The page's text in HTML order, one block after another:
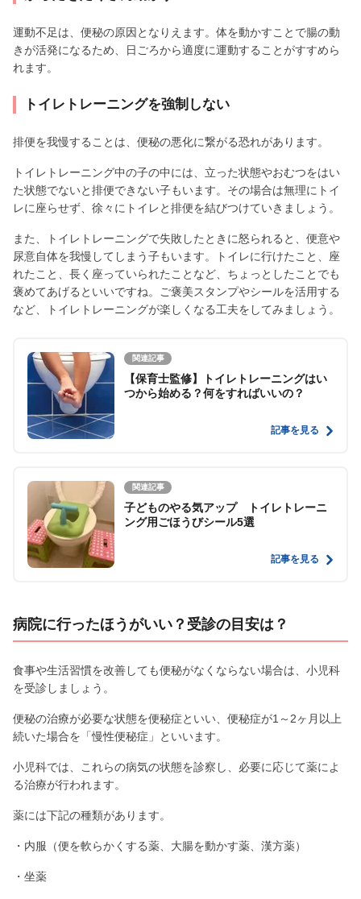
運動不足は、便秘の原因となりえます。体を動かすことで腸の動
きが活発になるため、日ごろから適度に運動することがすすめら
れます。
トイレトレーニングを強制しない
排便を我慢することは、便秘の悪化に繋がる恐れがあります。
トイレトレーニング中の子の中には、立った状態やおむつをはい
た状態でないと排便できない子もいます。その場合は無理にトイ
レに座らせず、徐々にトイレと排便を結びつけていきましょう。
また、トイレトレーニングで失敗したときに怒られると、便意や
尿意自体を我慢してしまう子もいます。トイレに行けたこと、座
れたこと、長く座っていられたことなど、ちょっとしたことでも
褒めてあげるといいですね。ご褒美スタンプやシールを活用する
など、トイレトレーニングが楽しくなる工夫をしてみましょう。
関連記事
【保育士監修】トイレトレーニングはい
つから始める？何をすればいいの？
記事を見る
関連記事
子どものやる気アップ トイレトレーニ
ング用ごほうびシール5選
記事を見る
病院に行ったほうがいい？受診の目安は？
食事や生活習慣を改善しても便秘がなくならない場合は、小児科
を受診しましょう。
便秘の治療が必要な状態を便秘症といい、便秘症が1～2ヶ月以上
続いた場合を「慢性便秘症」といいます。
小児科では、これらの病気の状態を診察し、必要に応じて薬によ
る治療が行われます。
薬には下記の種類があります。
・内服（便を軟らかくする薬、大腸を動かす薬、漢方薬）
・坐薬